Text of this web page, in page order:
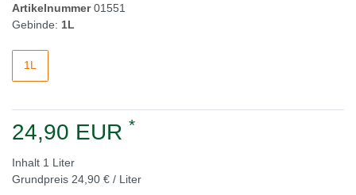
Artikelnummer01551
Gebinde: 1L
1L
24,90 EUR *
Inhalt 1 Liter
Grundpreis 24,90 € / Liter